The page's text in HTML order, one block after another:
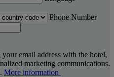
Phone Number
email address with the hotel,
marketing communications.
More information